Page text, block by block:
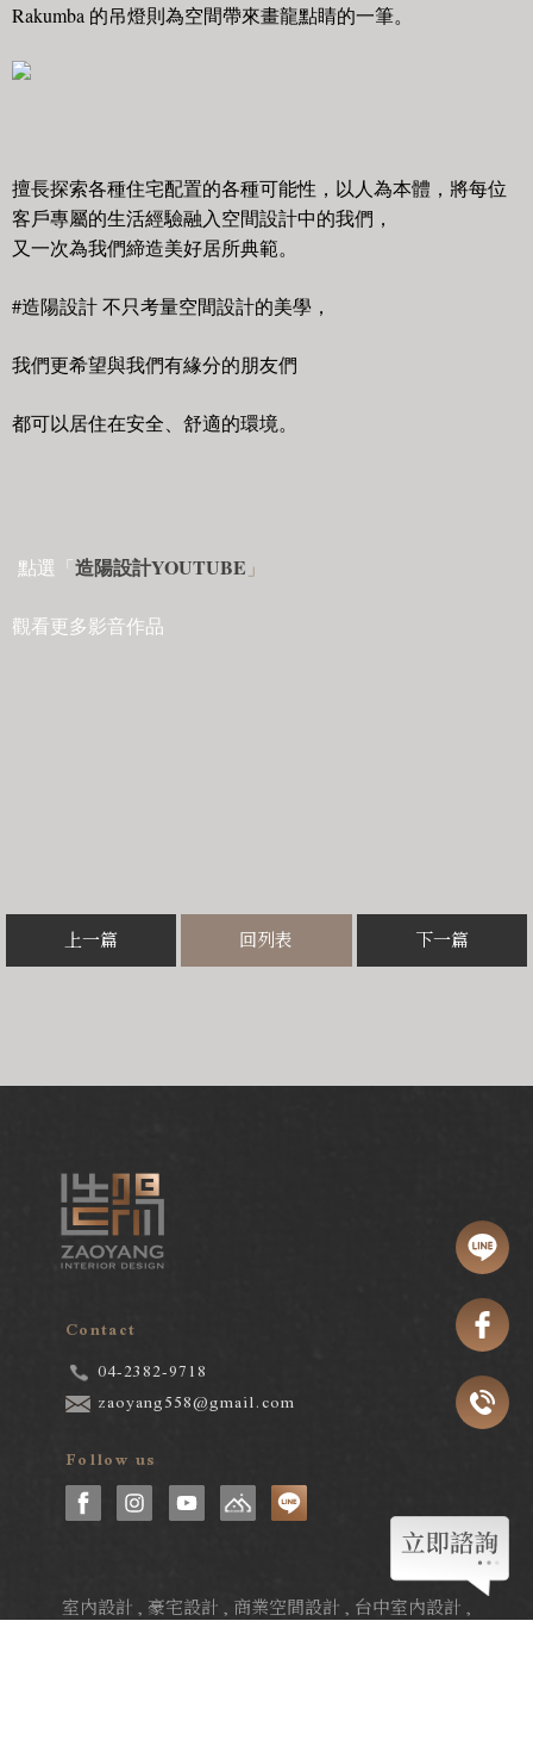
Rakumba 的吊燈則為空間帶來畫龍點睛的一筆。
擅長探索各種住宅配置的各種可能性，以人為本體，將每位
客戶專屬的生活經驗融入空間設計中的我們，
又一次為我們締造美好居所典範。
#造陽設計 不只考量空間設計的美學，
我們更希望與我們有緣分的朋友們
都可以居住在安全、舒適的環境。
點選「造陽設計YOUTUBE 」
觀看更多影音作品
上一篇 回列表 下一篇
Contact
04-2382-9718
zaoyang558@gmail.com
Follow us
室內設計 豪宅設計 商業空間設計 台中室內設計